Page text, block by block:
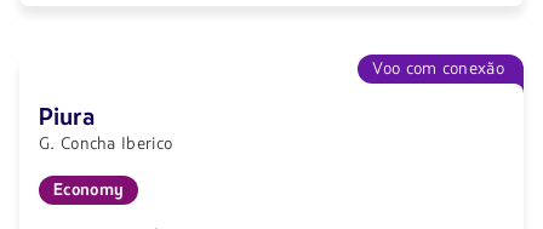
Voo com conexão
Piura
G. Concha Iberico
Economy